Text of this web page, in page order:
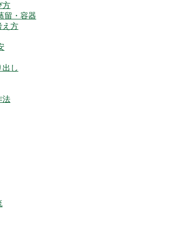
方
留・容器
え方
出し
法